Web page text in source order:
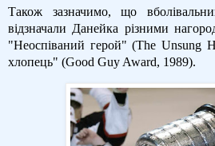
Також зазначимо, що
відзначали Данейка різними
"Неоспіваний герой" (The Unsung
хлопець" (Good Guy Award, 1989).